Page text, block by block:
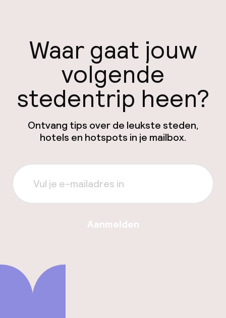
Waar gaat jouw
volgende
stedentrip heen?
Ontvang tips over de leukste steden,
hotels en hotspots in je mailbox.
Aanmelden